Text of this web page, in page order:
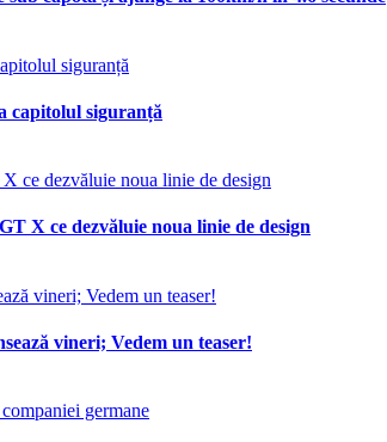
capitolul siguranță
X ce dezvăluie noua linie de design
vineri; Vedem un teaser!